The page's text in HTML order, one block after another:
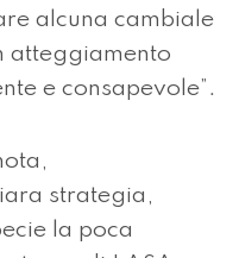
alcuna cambiale
atteggiamento
e consapevole”.
strategia,
la poca